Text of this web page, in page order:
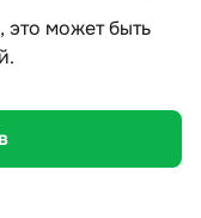
может быть